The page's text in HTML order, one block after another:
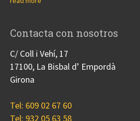
Contacta con nosotros
C/ Coll i Vehí, 17
17100, La Bisbal d’ Empordà
Girona
Tel: 609 02 67 60
Tel: 932 05 63 58